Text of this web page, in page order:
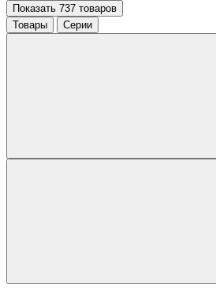
Показать 737 товаров
Товары
Серии